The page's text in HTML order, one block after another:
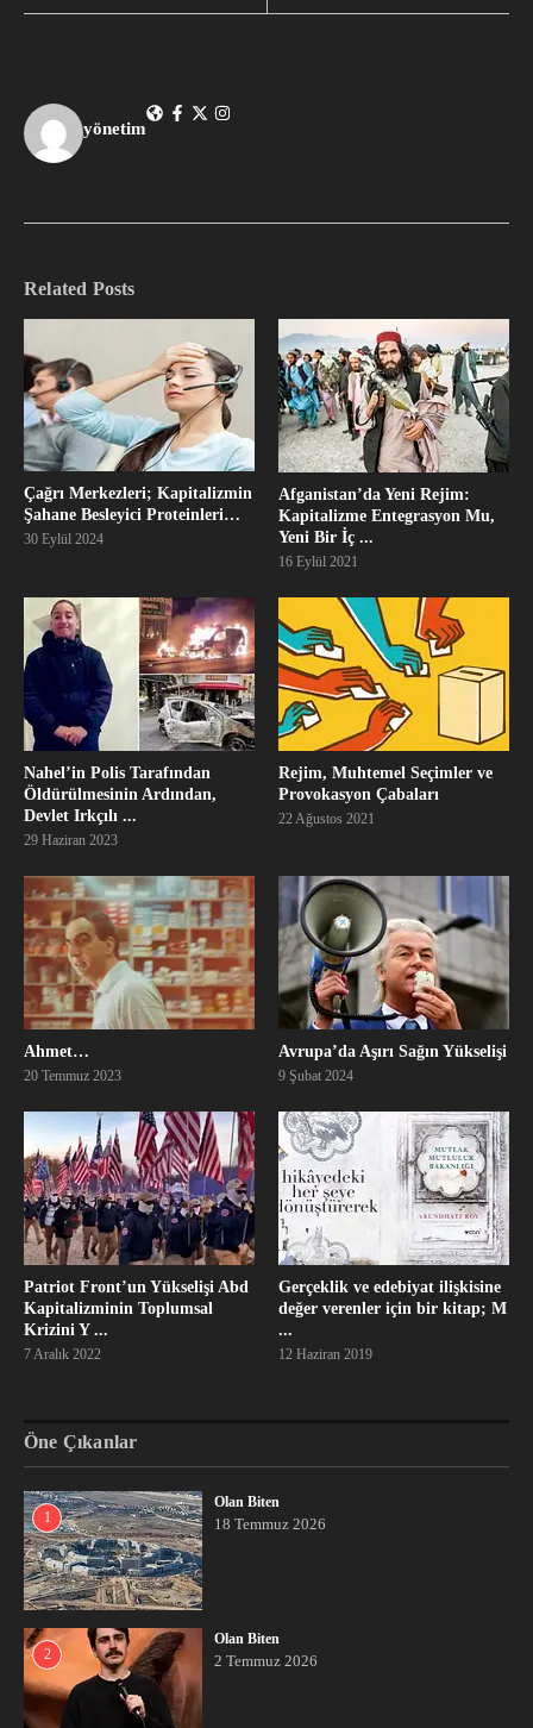
yönetim
Related Posts
Çağrı Merkezleri; Kapitalizmin
Şahane Besleyici Proteinleri…
30 Eylül 2024
Afganistan’da Yeni Rejim:
Kapitalizme Entegrasyon Mu,
Yeni Bir İç ...
16 Eylül 2021
Nahel’in Polis Tarafından
Öldürülmesinin Ardından,
Devlet Irkçılı ...
29 Haziran 2023
Rejim, Muhtemel Seçimler ve
Provokasyon Çabaları
22 Ağustos 2021
Ahmet…
20 Temmuz 2023
Avrupa’da Aşırı Sağın Yükselişi
9 Şubat 2024
Patriot Front’un Yükselişi Abd
Kapitalizminin Toplumsal
Krizini Y ...
7 Aralık 2022
Gerçeklik ve edebiyat ilişkisine
değer verenler için bir kitap; M
...
12 Haziran 2019
Öne Çıkanlar
1
Olan Biten
18 Temmuz 2026
2
Olan Biten
2 Temmuz 2026